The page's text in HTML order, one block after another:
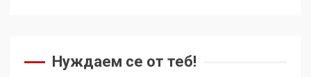
Нуждаем се от теб!